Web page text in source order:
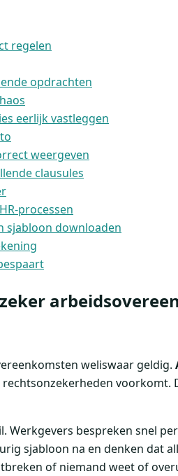
regelen
opdrachten
eerlijk vastleggen
weergeven
clausules
processen
sjabloon downloaden
weliswaar geldig.
rechtsonzekerheden voorkomt.
Werkgevers bespreken snel
sjabloon na en denken dat
of niemand weet of